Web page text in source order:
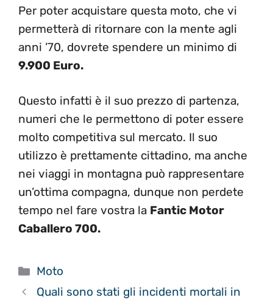
Per poter acquistare questa moto, che vi
permetterà di ritornare con la mente agli
anni ’70, dovrete spendere un minimo di
9.900 Euro.
Questo infatti è il suo prezzo di partenza,
numeri che le permettono di poter essere
molto competitiva sul mercato. Il suo
utilizzo è prettamente cittadino, ma anche
nei viaggi in montagna può rappresentare
un’ottima compagna, dunque non perdete
tempo nel fare vostra la Fantic Motor
Caballero 700.
Categorie
Moto
Quali sono stati gli incidenti mortali in